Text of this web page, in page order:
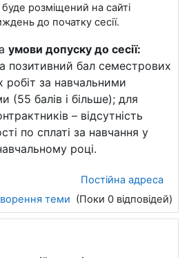
буде розміщений на сайті
до початку сесії.
умови допуску до сесії:
позитивний бал семестрових
робіт за навчальними
(55 балів і більше); для
– відсутність
по сплаті за навчання у
році.
Постійна адреса
теми (Поки 0 відповідей)